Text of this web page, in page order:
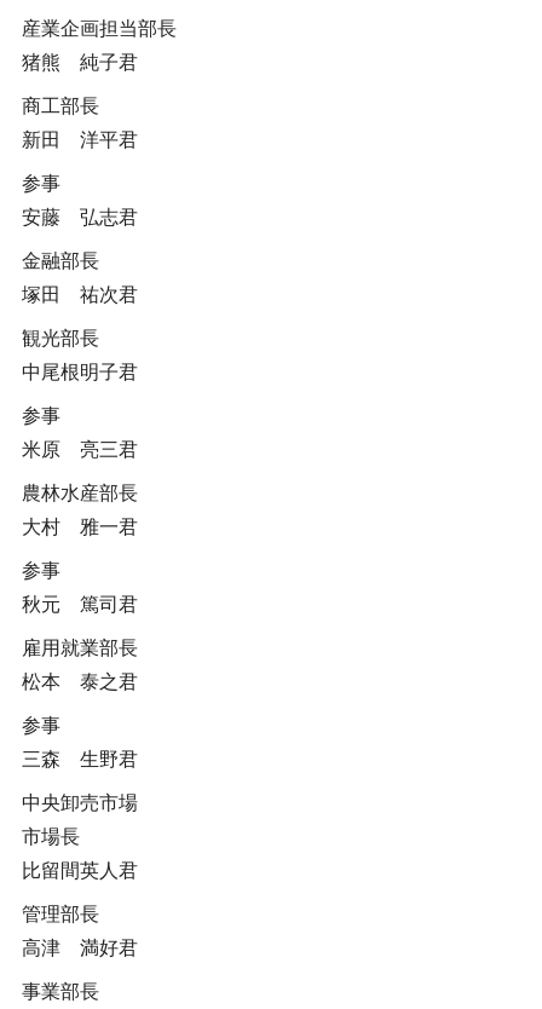
産業企画担当部長
猪熊 純子君
商工部長
新田 洋平君
参事
安藤 弘志君
金融部長
塚田 祐次君
観光部長
中尾根明子君
参事
米原 亮三君
農林水産部長
大村 雅一君
参事
秋元 篤司君
雇用就業部長
松本 泰之君
参事
三森 生野君
中央卸売市場
市場長
比留間英人君
管理部長
高津 満好君
事業部長